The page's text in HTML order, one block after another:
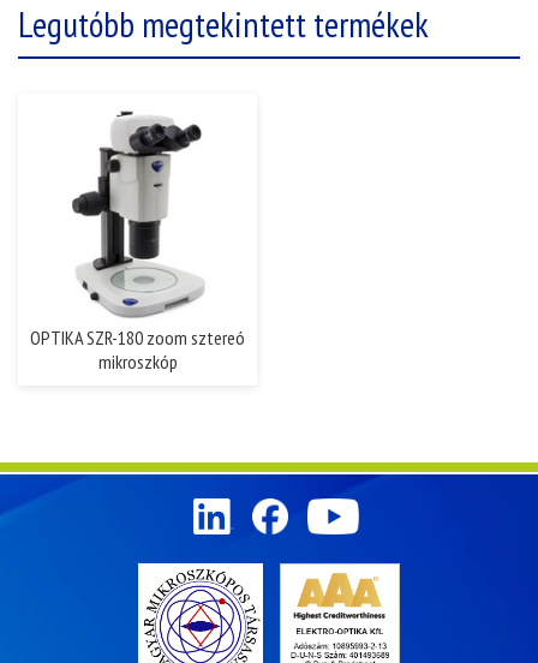
Legutóbb megtekintett termékek
OPTIKA SZR-180 zoom sztereó
mikroszkóp